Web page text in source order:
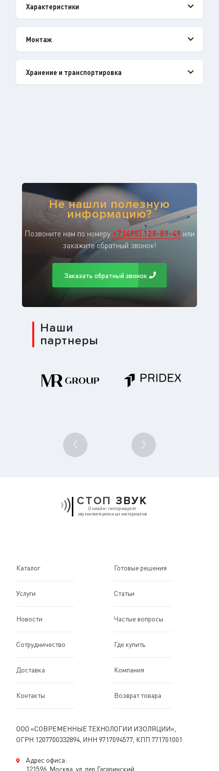
Характеристики
Монтаж
Хранение и транспортировка
Не нашли полезную
информацию?
Позвоните нам по номеру+7(495)128-89-49 или
закажите обратный звонок!
Заказать обратный звонок
Наши
партнеры
1
СТОП ЗВУК
Онлайн-гипермаркет
звукоизоляционных материалов
Каталог Готовые решения
Услуги Статьи
Новости Частые вопросы
Сотрудничество Где купить
Доставка Компания
Контакты Возврат товара
ООО «СОВРЕМЕННЫЕ ТЕХНОЛОГИИ ИЗОЛЯЦИИ»,
ОГРН 1207700332894, ИНН 9717094577, КПП 771701001
Адрес офиса:
121596, Москва, ул. пер.Гагаринский,